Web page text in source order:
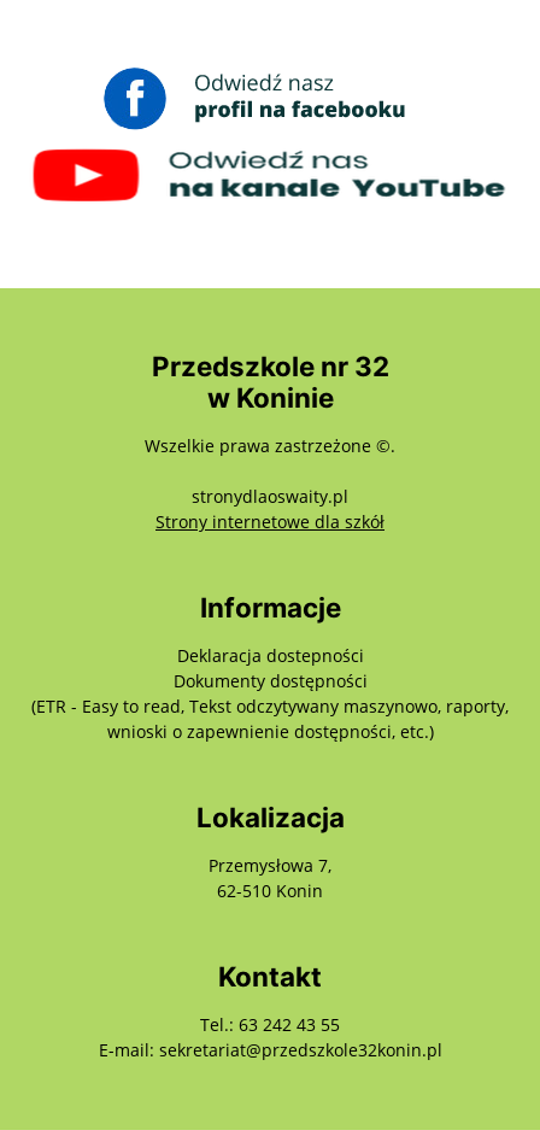
Przedszkole nr 32
w Koninie
Wszelkie prawa zastrzeżone ©.
stronydlaoswaity.pl
Strony internetowe dla szkółotwiera się w
Informacje
Deklaracja dostepności
Dokumenty dostępności
(ETR - Easy to read, Tekst odczytywany maszynowo, raporty,
wnioski o zapewnienie dostępności, etc.)
Lokalizacja
Przemysłowa 7,
62-510 Konin
Kontakt
Tel.: 63 242 43 55
E-mail: sekretariat@przedszkole32konin.pl